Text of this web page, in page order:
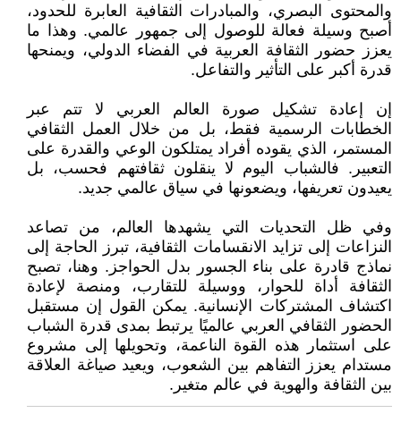
والمحتوى البصري، والمبادرات الثقافية العابرة للحدود،
أصبح وسيلة فعالة للوصول إلى جمهور عالمي. وهذا ما
يعزز حضور الثقافة العربية في الفضاء الدولي، ويمنحها
قدرة أكبر على التأثير والتفاعل.
إن إعادة تشكيل صورة العالم العربي لا تتم عبر
الخطابات الرسمية فقط، بل من خلال العمل الثقافي
المستمر، الذي يقوده أفراد يمتلكون الوعي والقدرة على
التعبير. فالشباب اليوم لا ينقلون ثقافتهم فحسب، بل
يعيدون تعريفها، ويضعونها في سياق عالمي جديد.
وفي ظل التحديات التي يشهدها العالم، من تصاعد
النزاعات إلى تزايد الانقسامات الثقافية، تبرز الحاجة إلى
نماذج قادرة على بناء الجسور بدل الحواجز. وهنا، تصبح
الثقافة أداة للحوار، ووسيلة للتقارب، ومنصة لإعادة
اكتشاف المشتركات الإنسانية. يمكن القول إن مستقبل
الحضور الثقافي العربي عالميًا يرتبط بمدى قدرة الشباب
على استثمار هذه القوة الناعمة، وتحويلها إلى مشروع
مستدام يعزز التفاهم بين الشعوب، ويعيد صياغة العلاقة
بين الثقافة والهوية في عالم متغير.